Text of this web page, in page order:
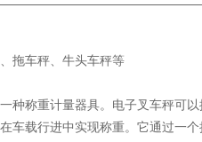
拖车秤、牛头车秤等
种称重计量器具。电子叉车秤可
车载行进中实现称重。它通过一